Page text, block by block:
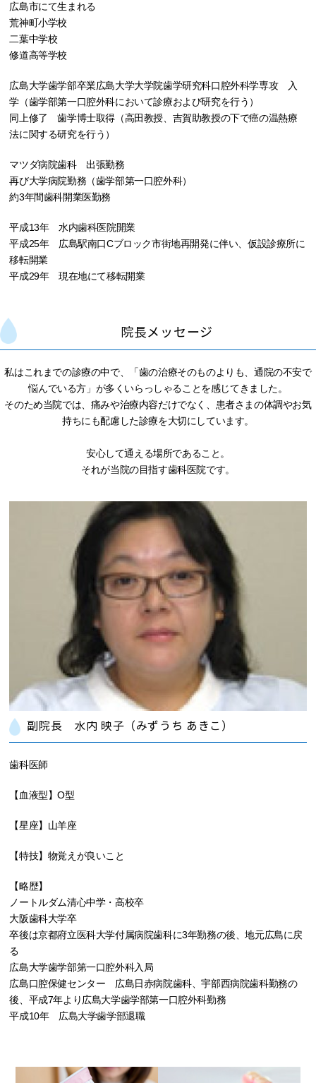
広島市にて生まれる
荒神町小学校
二葉中学校
修道高等学校
広島大学歯学部卒業広島大学大学院歯学研究科口腔外科学専攻 入
学（歯学部第一口腔外科において診療および研究を行う）
同上修了 歯学博士取得（高田教授、吉賀助教授の下で癌の温熱療
法に関する研究を行う）
マツダ病院歯科 出張勤務
再び大学病院勤務（歯学部第一口腔外科）
約3年間歯科開業医勤務
平成13年 水内歯科医院開業
平成25年 広島駅南口Cブロック市街地再開発に伴い、仮設診療所に
移転開業
平成29年 現在地にて移転開業
院長メッセージ
私はこれまでの診療の中で、「歯の治療そのものよりも、通院の不安で
悩んでいる方」が多くいらっしゃることを感じてきました。
そのため当院では、痛みや治療内容だけでなく、患者さまの体調やお気
持ちにも配慮した診療を大切にしています。
安心して通える場所であること。
それが当院の目指す歯科医院です。
副院長 水内 映子（みずうち あきこ）
歯科医師
【血液型】O型
【星座】山羊座
【特技】物覚えが良いこと
【略歴】
ノートルダム清心中学・高校卒
大阪歯科大学卒
卒後は京都府立医科大学付属病院歯科に3年勤務の後、地元広島に戻
る
広島大学歯学部第一口腔外科入局
広島口腔保健センター 広島日赤病院歯科、宇部西病院歯科勤務の
後、平成7年より広島大学歯学部第一口腔外科勤務
平成10年 広島大学歯学部退職